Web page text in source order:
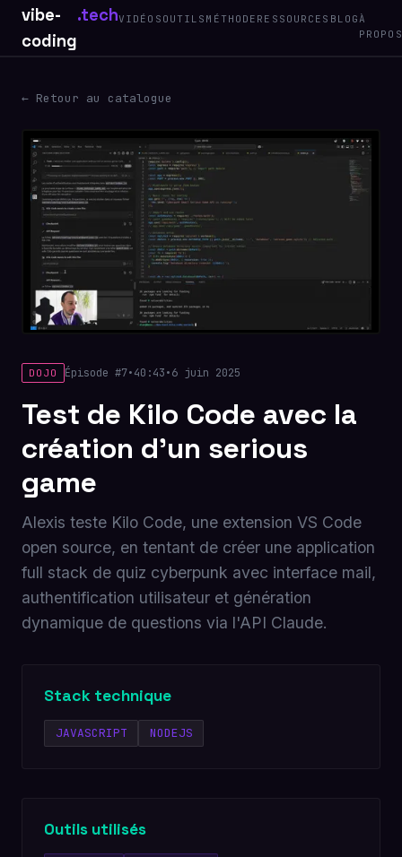
vibe-
coding
.techVIDÉOS OUTILS MÉTHODE RESSOURCES BLOGÀ
PROPOS
← Retour au catalogue
DOJO Épisode #7•40:43•6 juin 2025
Test de Kilo Code avec la
création d'un serious
game
Alexis teste Kilo Code, une extension VS Code
open source, en tentant de créer une application
full stack de quiz cyberpunk avec interface mail,
authentification utilisateur et génération
dynamique de questions via l'API Claude.
Stack technique
JAVASCRIPT NODEJS
Outils utilisés